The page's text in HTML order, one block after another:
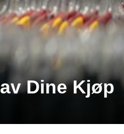
Dine Kjøp